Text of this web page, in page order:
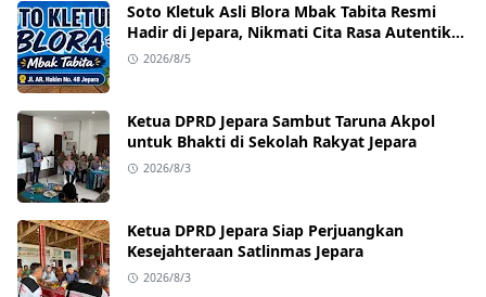
Soto Kletuk Asli Blora Mbak Tabita Resmi
Hadir di Jepara, Nikmati Cita Rasa Autentik
Mulai Rp10 Ribu
2026/8/5
Ketua DPRD Jepara Sambut Taruna Akpol
untuk Bhakti di Sekolah Rakyat Jepara
2026/8/3
Ketua DPRD Jepara Siap Perjuangkan
Kesejahteraan Satlinmas Jepara
2026/8/3